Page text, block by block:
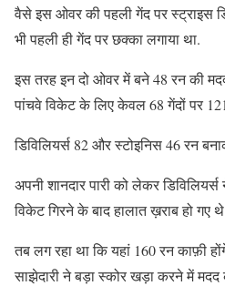
वैसे इस ओवर की पहली गेंद पर स्ट्राइस
भी पहली ही गेंद पर छक्का लगाया था.
इस तरह इन दो ओवर में बने 48 रन की
पांचवे विकेट के लिए केवल 68 गेंदों पर 121
डिविलियर्स 82 और स्टोइनिस 46 रन
अपनी शानदार पारी को लेकर
विकेट गिरने के बाद हालात ख़राब हो गए
तब लग रहा था कि यहां 160 रन काफ़ी
साझेदारी ने बड़ा स्कोर खड़ा करने में मदद